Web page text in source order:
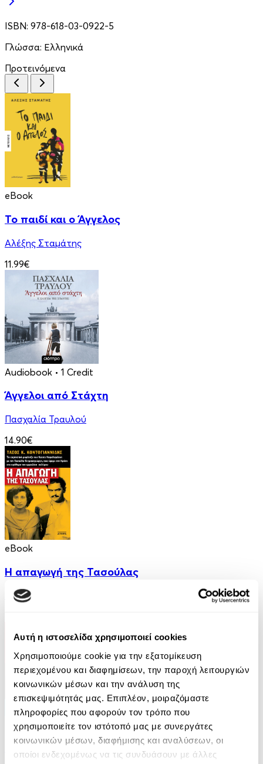
Αυτή η ιστοσελίδα χρησιμοποιεί cookies
Χρησιμοποιούμε cookie για την εξατομίκευση
περιεχομένου και διαφημίσεων, την παροχή λειτουργιών
κοινωνικών μέσων και την ανάλυση της
επισκεψιμότητάς μας. Επιπλέον, μοιραζόμαστε
πληροφορίες που αφορούν τον τρόπο που
χρησιμοποιείτε τον ιστότοπό μας με συνεργάτες
κοινωνικών μέσων, διαφήμισης και αναλύσεων, οι
οποίοι ενδεχομένως να τις συνδυάσουν με άλλες
ISBN: 978-618-03-0922-5
Γλώσσα: Ελληνικά
Προτεινόμενα
eBook
Το παιδί και ο Άγγελος
Αλέξης Σταμάτης
11.99€
Audiobook • 1 Credit
Άγγελοι από Στάχτη
Πασχαλία Τραυλού
14.90€
eBook
Η απαγωγή της Τασούλας
Τάσος Κοντογιαννίδης
eBook
Από ήλιο σε ήλιο: Αποσπερίτης